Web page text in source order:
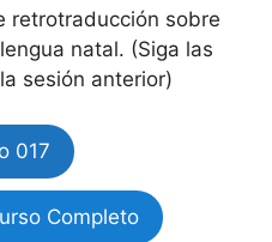
retrotraducción sobre
natal. (Siga las
sesión anterior)
017
Completo